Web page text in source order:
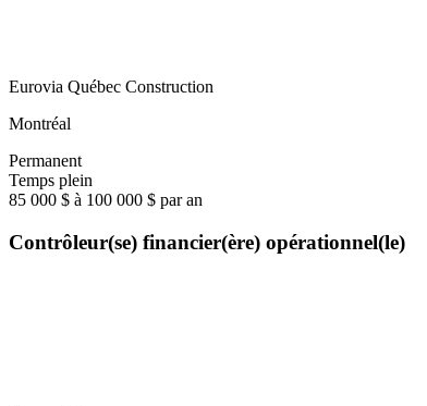
Eurovia Québec Construction
Montréal
Permanent
Temps plein
85 000 $ à 100 000 $ par an
Contrôleur(se) financier(ère) opérationnel(le)